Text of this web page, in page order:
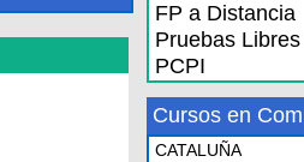
FP a Distancia
Pruebas
PCPI
Cursos en
CATALUÑA